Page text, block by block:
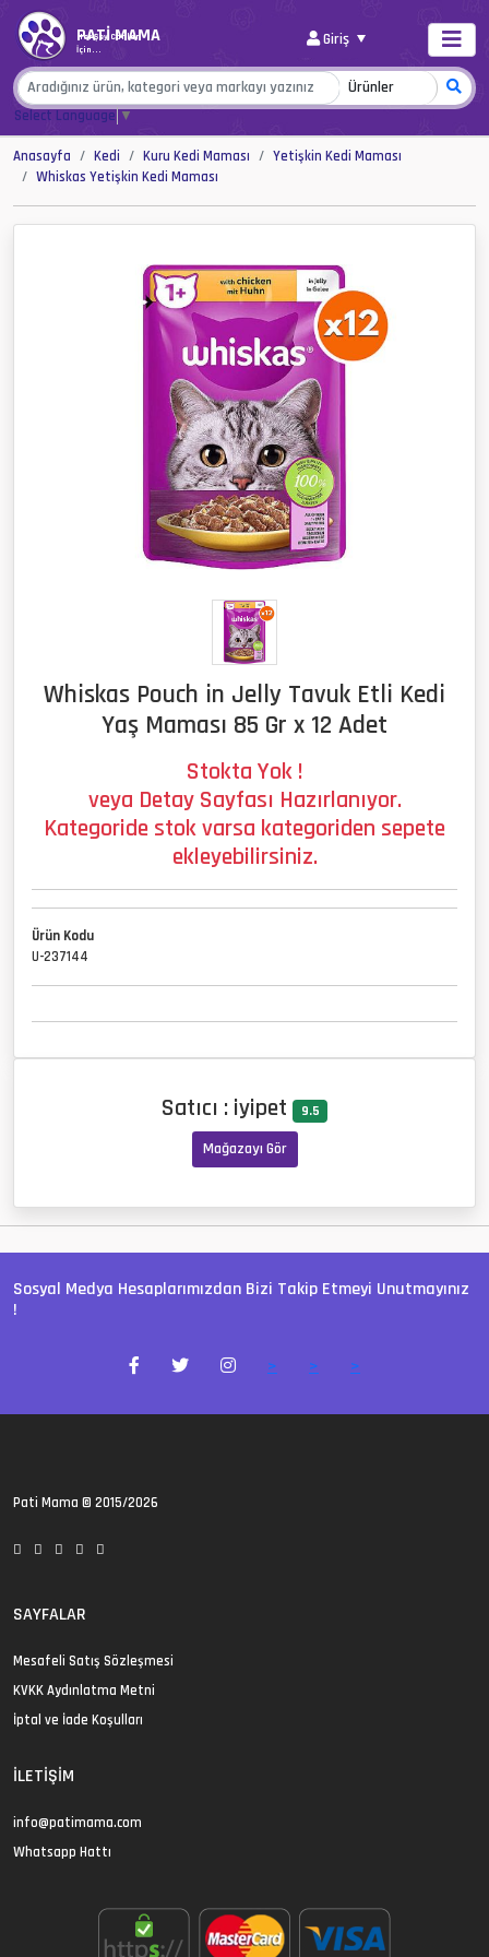
PATİ MAMA
Her Şey Canlar
İçin...
Giriş
Select Language▼
Anasayfa Kedi Kuru Kedi Maması
Yetişkin Kedi Maması
Whiskas Yetişkin Kedi Maması
Whiskas Pouch in Jelly Tavuk Etli Kedi
Yaş Maması 85 Gr x 12 Adet
Stokta Yok !
veya Detay Sayfası Hazırlanıyor.
Kategoride stok varsa kategoriden sepete
ekleyebilirsiniz.
Ürün Kodu
U-237144
Satıcı : iyipet 9.5
Mağazayı Gör
Sosyal Medya Hesaplarımızdan Bizi Takip Etmeyi Unutmayınız
!
> > >
Pati Mama © 2015/2026
SAYFALAR
Mesafeli Satış Sözleşmesi
KVKK Aydınlatma Metni
İptal ve İade Koşulları
İLETIŞIM
info@patimama.com
Whatsapp Hattı